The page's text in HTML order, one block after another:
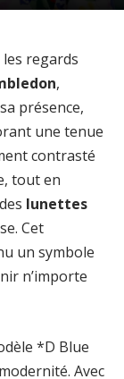
regards
,
présence,
une tenue
contrasté
tout en
lunettes
Cet
un symbole
n’importe
*D Blue
Avec